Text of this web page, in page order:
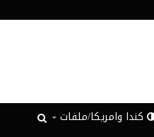
كندا وامريكا/ملفات